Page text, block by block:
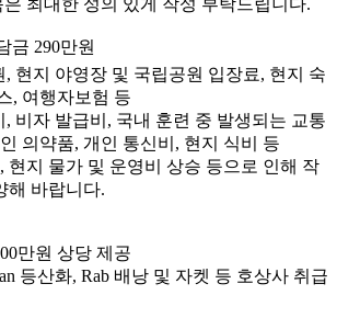
금 290만원
, 현지 야영장 및 국립공원 입장료, 현지 숙
, 여행자보험 등
, 비자 발급비, 국내 훈련 중 발생되는 교통
의약품, 개인 통신비, 현지 식비 등
현지 물가 및 운영비 상승 등으로 인해 작
해 바랍니다.
만원 상당 제공
등산화, Rab 배낭 및 자켓 등 호상사 취급